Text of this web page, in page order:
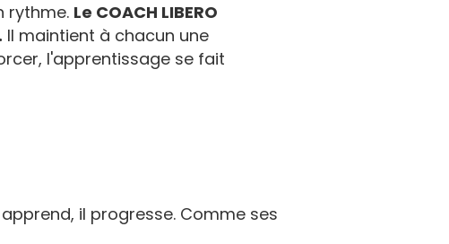
rythme. Le COACH LIBERO
Il maintient à chacun une
l'apprentissage se fait
apprend, il progresse. Comme ses